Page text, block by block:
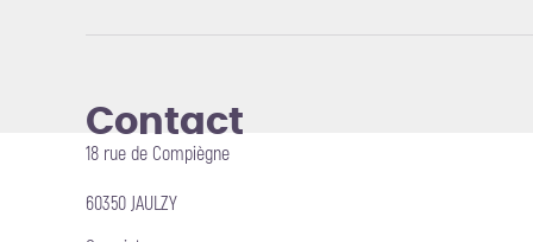
Contact
18 rue de Compiègne
60350 JAULZY